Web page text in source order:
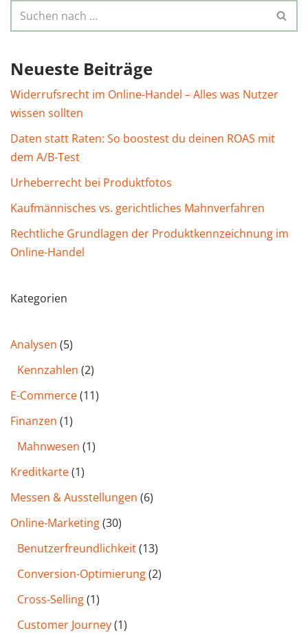
Neueste Beiträge
Widerrufsrecht im Online-Handel – Alles was Nutzer
wissen sollten
Daten statt Raten: So boostest du deinen ROAS mit
dem A/B-Test
Urheberrecht bei Produktfotos
Kaufmännisches vs. gerichtliches Mahnverfahren
Rechtliche Grundlagen der Produktkennzeichnung im
Online-Handel
Kategorien
Analysen (5)
Kennzahlen (2)
E-Commerce(11)
Finanzen (1)
Mahnwesen (1)
Kreditkarte(1)
Messen & Ausstellungen (6)
Online-Marketing(30)
Benutzer­freund­lichkeit(13)
Conversion-Optimierung(2)
Cross-Selling(1)
Customer Journey(1)